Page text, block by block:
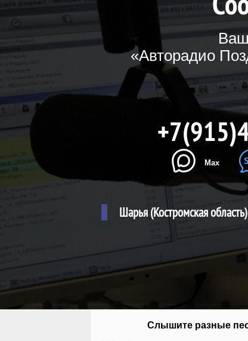
«Авторадио
Max
Шарья (Костромская область)
Слышите разные